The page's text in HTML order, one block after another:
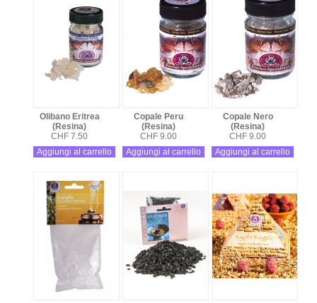
Olibano Eritrea
(Resina)
CHF 7.50
Aggiungi al carrello
Copale Peru
(Resina)
CHF 9.00
Aggiungi al carrello
Copale Nero
(Resina)
CHF 9.00
Aggiungi al carrello